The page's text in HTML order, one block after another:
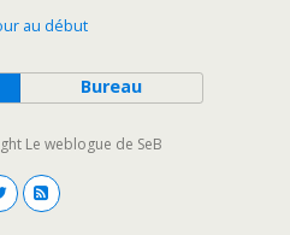
au début
Bureau
Le weblogue de SeB